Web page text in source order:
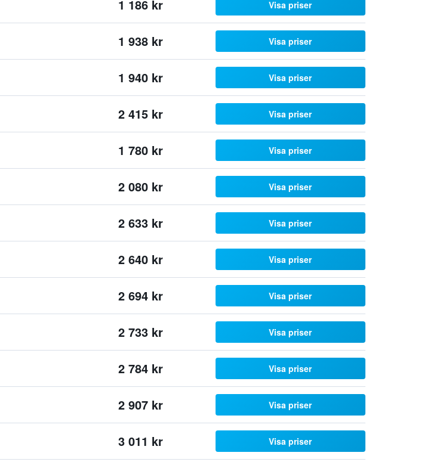
1 186 kr Visa priser
1 938 kr Visa priser
1 940 kr Visa priser
2 415 kr Visa priser
1 780 kr Visa priser
2 080 kr Visa priser
2 633 kr Visa priser
2 640 kr Visa priser
2 694 kr Visa priser
2 733 kr Visa priser
2 784 kr Visa priser
2 907 kr Visa priser
3 011 kr Visa priser